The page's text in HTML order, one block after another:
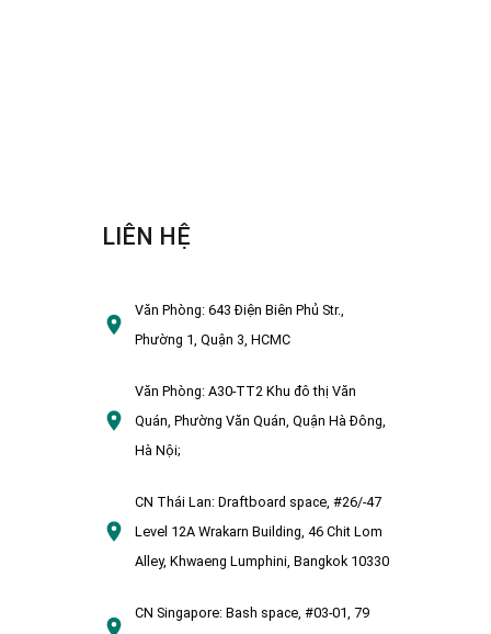
LIÊN HỆ
Văn Phòng:643 Điện Biên Phủ Str.,
Phường 1, Quận 3, HCMC
Văn Phòng:A30-TT2 Khu đô thị Văn
Quán, Phường Văn Quán, Quận Hà Đông,
Hà Nội;
CN Thái Lan: Draftboard space, #26/-47
Level 12A Wrakarn Building, 46 Chit Lom
Alley, Khwaeng Lumphini, Bangkok 10330
CN Singapore: Bash space, #03-01, 79